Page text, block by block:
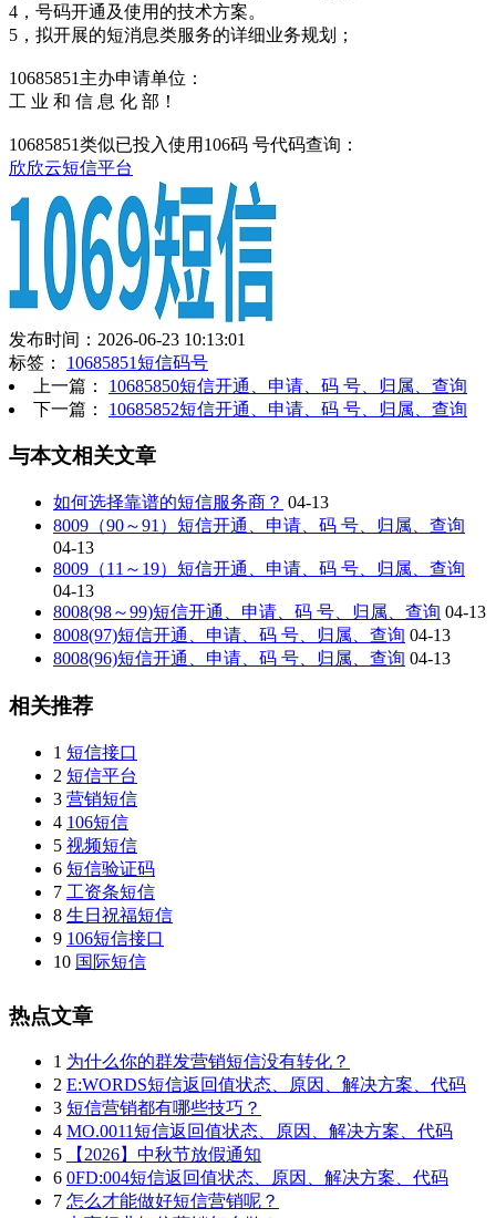
4，号码开通及使用的技术方案。
5，拟开展的短消息类服务的详细业务规划；
10685851主办申请单位：
工 业 和 信 息 化 部！
10685851类似已投入使用106码 号代码查询：
欣欣云短信平台
发布时间：2026-06-23 10:13:01
标签： 10685851短信码号
上一篇： 10685850短信开通、申请、码 号、归属、查询
下一篇： 10685852短信开通、申请、码 号、归属、查询
与本文相关文章
如何选择靠谱的短信服务商？ 04-13
8009（90～91）短信开通、申请、码 号、归属、查询
04-13
8009（11～19）短信开通、申请、码 号、归属、查询
04-13
8008(98～99)短信开通、申请、码 号、归属、查询 04-13
8008(97)短信开通、申请、码 号、归属、查询 04-13
8008(96)短信开通、申请、码 号、归属、查询 04-13
相关推荐
1 短信接口
2 短信平台
3 营销短信
4 106短信
5 视频短信
6 短信验证码
7 工资条短信
8 生日祝福短信
9 106短信接口
10 国际短信
热点文章
1 为什么你的群发营销短信没有转化？
2 E:WORDS短信返回值状态、原因、解决方案、代码
3 短信营销都有哪些技巧？
4 MO.0011短信返回值状态、原因、解决方案、代码
5
【2026】中秋节放假通知
6 0FD:004短信返回值状态、原因、解决方案、代码
7 怎么才能做好短信营销呢？